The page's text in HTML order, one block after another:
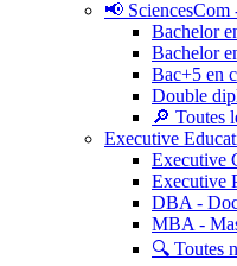
📢
Bachelor
Bachelor
Bac+5 en
Double
🔎 Toutes
Executive
Executive
Executive
DBA -
MBA -
🔍 Toutes